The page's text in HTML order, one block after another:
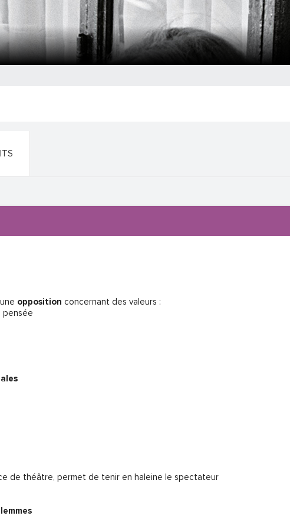
opposition concernant des valeurs :
pensée
de théâtre, permet de tenir en haleine le spectateur